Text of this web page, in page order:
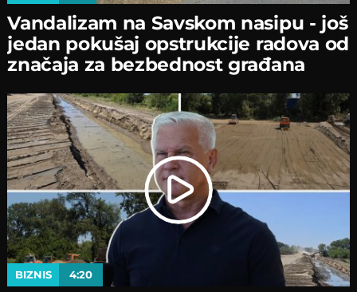
Vandalizam na Savskom nasipu - јoš
јedan pokušaј opstrukciјe radova od
značaјa za bezbednost građana
BIZNIS 4:20